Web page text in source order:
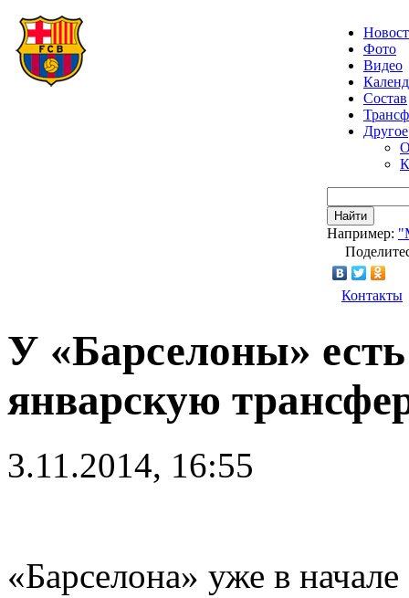
Фото
Видео
Состав
Другое
Найти
Например:
Контакты
У «Барселоны»
январскую
3.11.2014, 16:55
«Барселона» уже в